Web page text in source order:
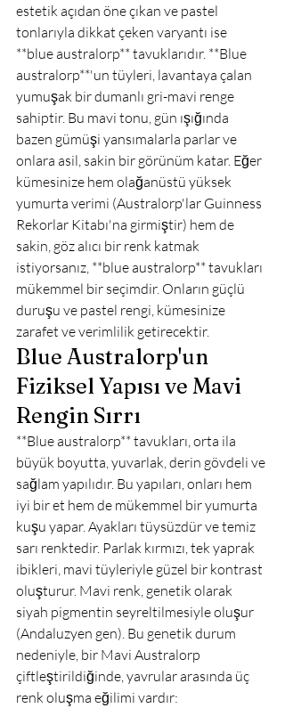
estetik açıdan öne çıkan ve pastel
tonlarıyla dikkat çeken varyantı ise
**blue australorp** tavuklarıdır. **Blue
australorp**'un tüyleri, lavantaya çalan
yumuşak bir dumanlı gri-mavi renge
sahiptir. Bu mavi tonu, gün ışığında
bazen gümüşi yansımalarla parlar ve
onlara asil, sakin bir görünüm katar. Eğer
kümesinize hem olağanüstü yüksek
yumurta verimi (Australorp'lar Guinness
Rekorlar Kitabı'na girmiştir) hem de
sakin, göz alıcı bir renk katmak
istiyorsanız, **blue australorp** tavukları
mükemmel bir seçimdir. Onların güçlü
duruşu ve pastel rengi, kümesinize
zarafet ve verimlilik getirecektir.
Blue Australorp'un
Fiziksel Yapısı ve Mavi
Rengin Sırrı
**Blue australorp** tavukları, orta ila
büyük boyutta, yuvarlak, derin gövdeli ve
sağlam yapılıdır. Bu yapıları, onları hem
iyi bir et hem de mükemmel bir yumurta
kuşu yapar. Ayakları tüysüzdür ve temiz
sarı renktedir. Parlak kırmızı, tek yaprak
ibikleri, mavi tüyleriyle güzel bir kontrast
oluşturur. Mavi renk, genetik olarak
siyah pigmentin seyreltilmesiyle oluşur
(Andaluzyen gen). Bu genetik durum
nedeniyle, bir Mavi Australorp
çiftleştirildiğinde, yavrular arasında üç
renk oluşma eğilimi vardır: